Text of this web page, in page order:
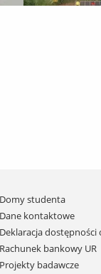
Domy studenta
Dane kontaktowe
Deklaracja dostępności
Rachunek bankowy UR
Projekty badawcze